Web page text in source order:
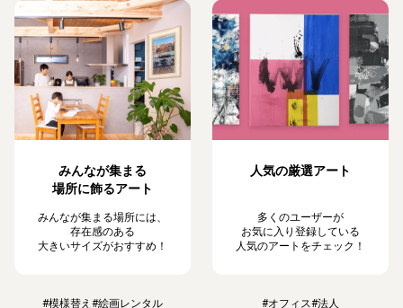
みんなが集まる
場所に飾るアート
みんなが集まる場所には、
存在感のある
大きいサイズがおすすめ！
人気の厳選アート
多くのユーザーが
お気に入り登録している
人気のアートをチェック！
#模様替え #絵画レンタル #オフィス#法人